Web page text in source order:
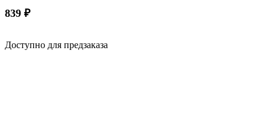
839 ₽
Доступно для предзаказа